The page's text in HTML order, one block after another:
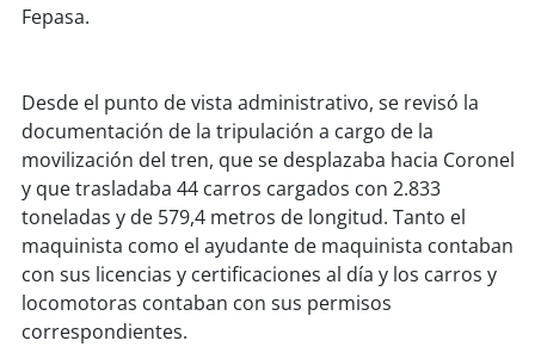
soysanantonio
soychillán
soysancarlos
soytalcahuano
soyconcepción
Fepasa.
Desde el punto de vista administrativo, se revisó la
documentación de la tripulación a cargo de la
movilización del tren, que se desplazaba hacia Coronel
y que trasladaba 44 carros cargados con 2.833
toneladas y de 579,4 metros de longitud. Tanto el
maquinista como el ayudante de maquinista contaban
con sus licencias y certificaciones al día y los carros y
locomotoras contaban con sus permisos
correspondientes.